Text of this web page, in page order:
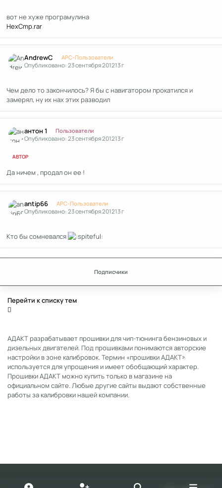
вот не хуже програмулина
HexCmp.rar
AndrewC APC-Пользователи
Опубликовано:23 сентября 201213 г
Чем дело то закончилось? Я бы с навигатором прокатился и
замерял, ну их нах этих разводил
антон 1 Пользователи
Опубликовано:23 сентября 201213 г
АВТОР
Да ничем , продал он ее !
antip66 APC-Пользователи
Опубликовано:23 сентября 201213 г
Кто бы сомневался
Подписчики
Перейти к списку тем
АДАКТ разрабатывает прошивки для чип-тюнинга бензиновых и
дизельных двигателей. Под прошивками понимаются авторские
настройки в зоне калибровок. Термин «прошивки АДАКТ»
используется для упрощения и имеет обобщающий характер.
Прошивки АДАКТ можно купить только в магазине на
официальном сайте. Любые другие сайты выдают собственные
работы за калибровки нашей компании.